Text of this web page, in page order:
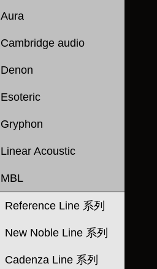
Aura
Cambridge audio
Denon
Esoteric
Gryphon
Linear Acoustic
MBL
Reference Line 系列
New Noble Line 系列
Cadenza Line 系列